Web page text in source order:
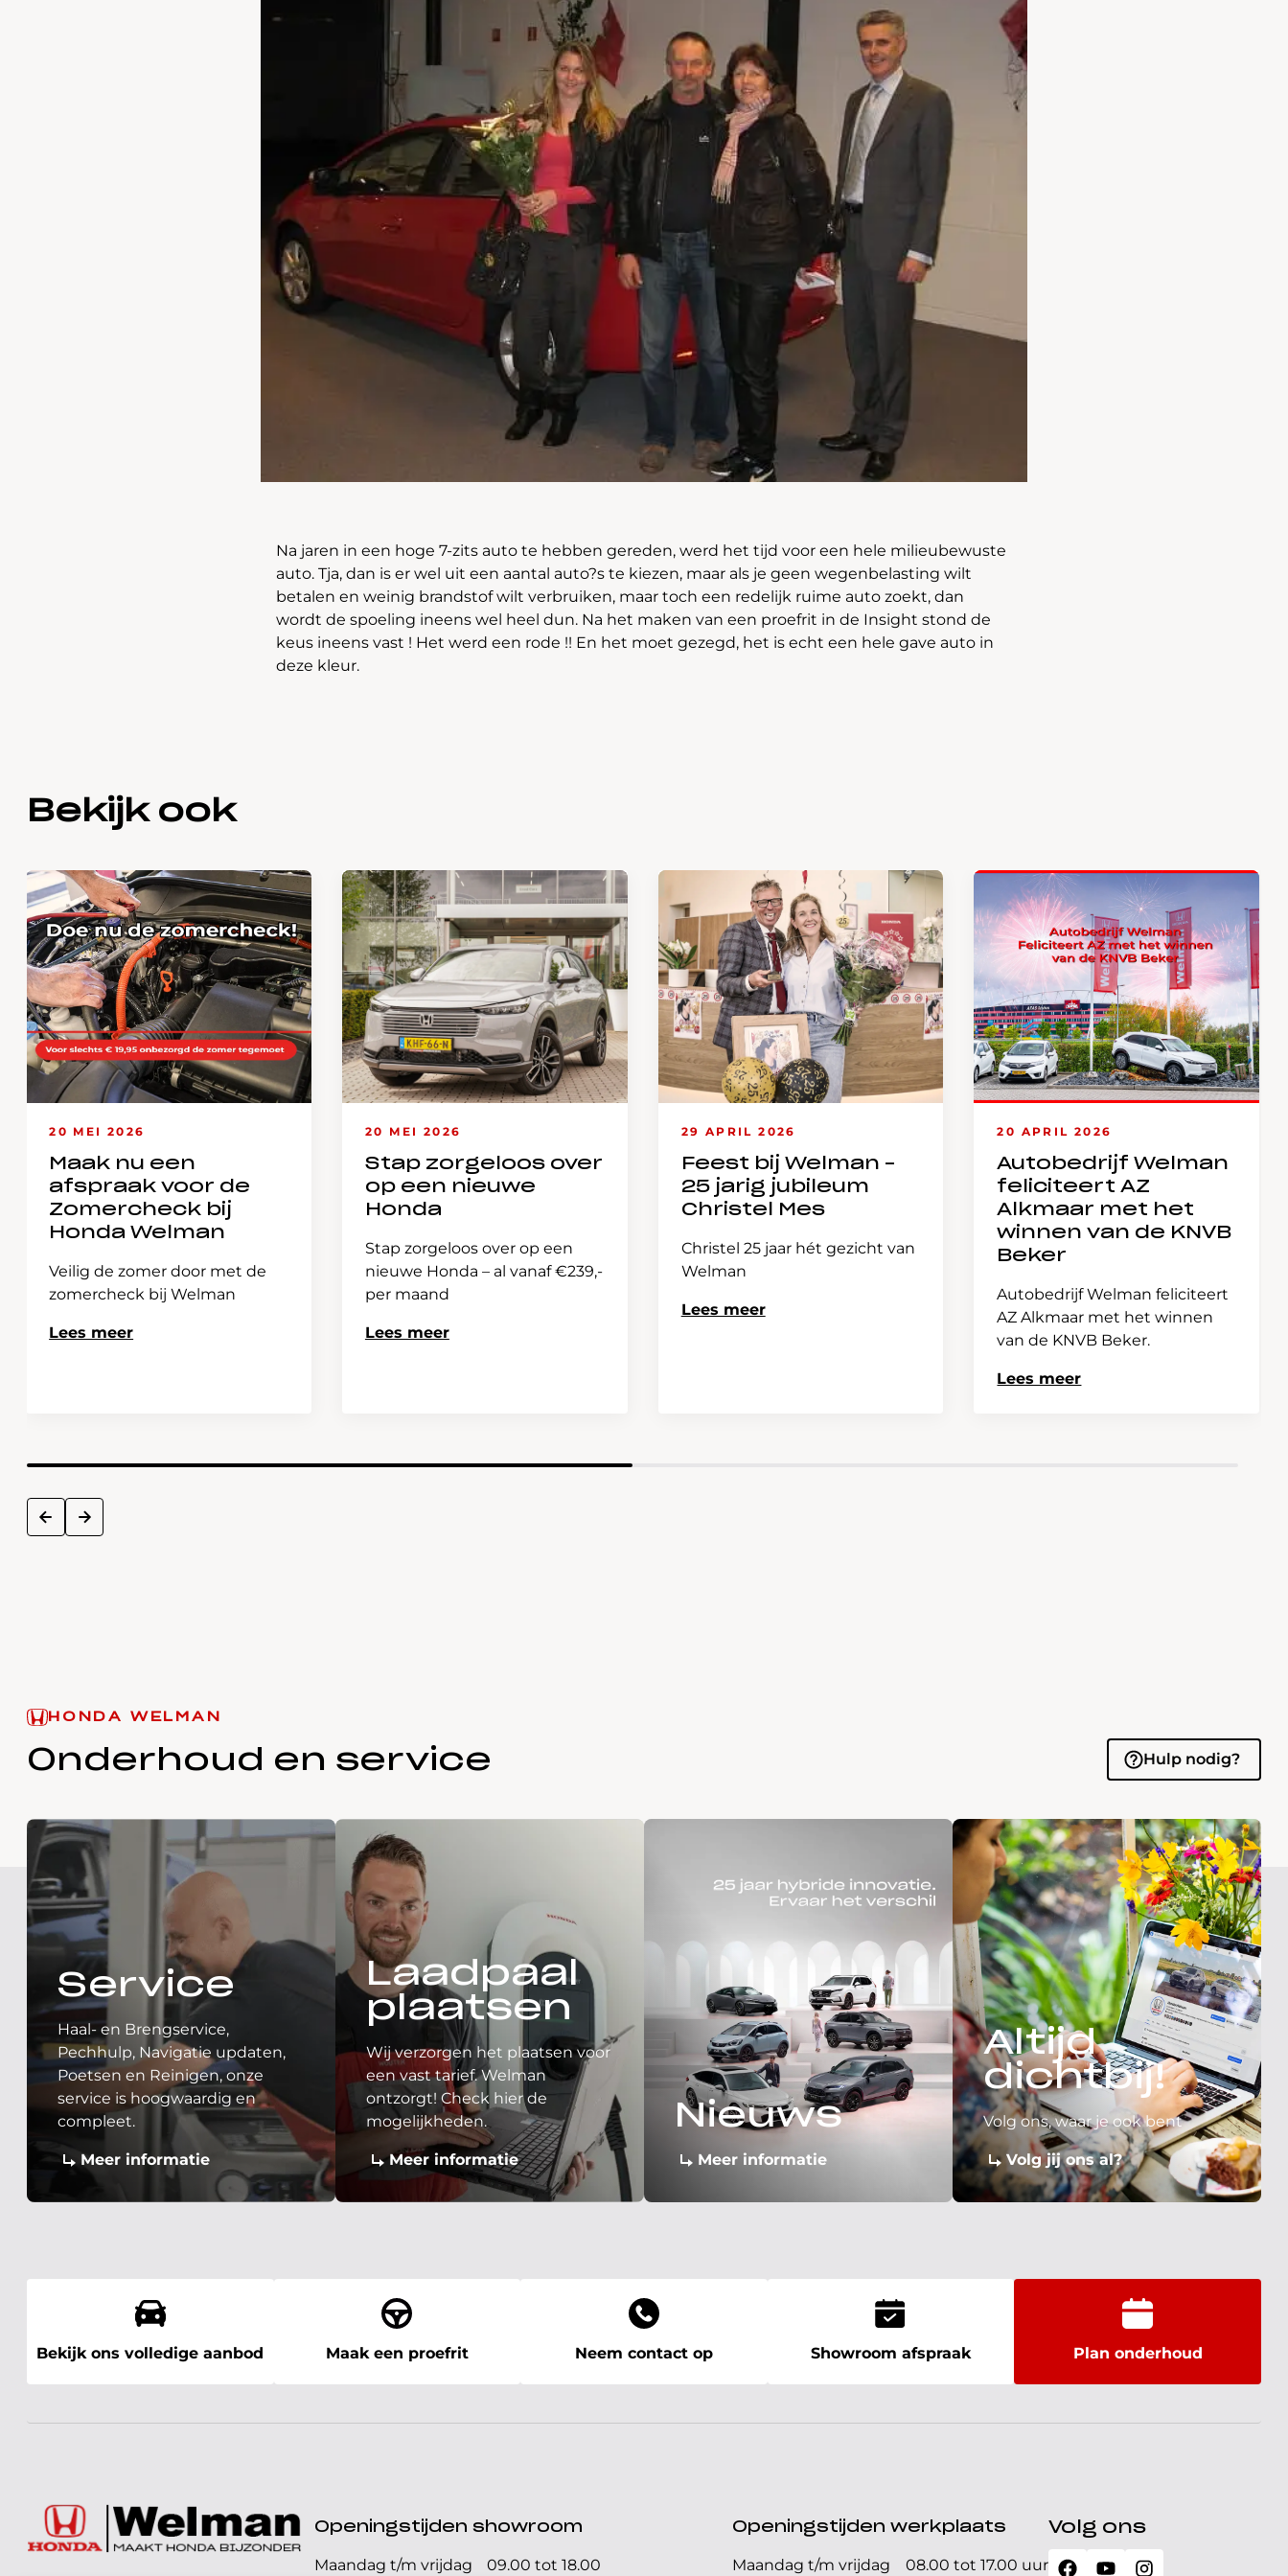
Na jaren in een hoge 7-zits auto te hebben gereden, werd het tijd voor een hele milieubewuste
auto. Tja, dan is er wel uit een aantal auto?s te kiezen, maar als je geen wegenbelasting wilt
betalen en weinig brandstof wilt verbruiken, maar toch een redelijk ruime auto zoekt, dan
wordt de spoeling ineens wel heel dun. Na het maken van een proefrit in de Insight stond de
keus ineens vast ! Het werd een rode !! En het moet gezegd, het is echt een hele gave auto in
deze kleur.
Bekijk ook
20 MEI 2026
Maak nu een
afspraak voor de
Zomercheck bij
Honda Welman
Veilig de zomer door met de
zomercheck bij Welman
Lees meer
20 MEI 2026
Stap zorgeloos over
op een nieuwe
Honda
Stap zorgeloos over op een
nieuwe Honda – al vanaf €239,-
per maand
Lees meer
29 APRIL 2026
Feest bij Welman –
25 jarig jubileum
Christel Mes
Christel 25 jaar hét gezicht van
Welman
Lees meer
20 APRIL 2026
Autobedrijf Welman
feliciteert AZ
Alkmaar met het
winnen van de KNVB
Beker
Autobedrijf Welman feliciteert
AZ Alkmaar met het winnen
van de KNVB Beker.
Lees meer
prev next
HONDA WELMAN
Onderhoud en service Hulp nodig?
Service
Haal- en Brengservice,
Pechhulp, Navigatie updaten,
Poetsen en Reinigen, onze
service is hoogwaardig en
compleet.
Meer informatie
Laadpaal
plaatsen
Wij verzorgen het plaatsen voor
een vast tarief. Welman
ontzorgt! Check hier de
mogelijkheden.
Meer informatie
Nieuws
Meer informatie
Altijd
dichtbij!
Volg ons, waar je ook bent
Volg jij ons al?
Bekijk ons volledige aanbod Maak een proefrit Neem contact op Showroom afspraak Plan onderhoud
Openingstijden showroom
Maandag t/m vrijdag 09.00 tot 18.00
Openingstijden werkplaats
Maandag t/m vrijdag 08.00 tot 17.00 uur
Volg ons